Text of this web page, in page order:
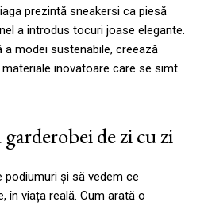
prezintă sneakersi ca piesă
a introdus tocuri joase elegante.
a modei sustenabile, creează
inovatoare care se simt
de zi cu zi
podiumuri și să vedem ce
în viața reală. Cum arată o